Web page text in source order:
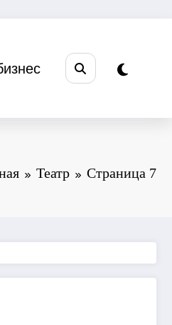
Театр Страница 7